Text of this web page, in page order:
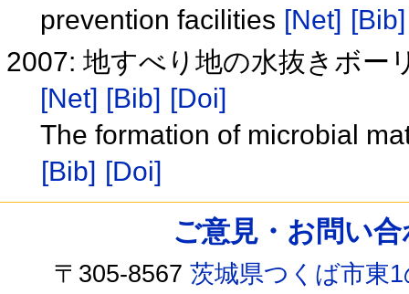
prevention facilities [Net] [Bib]
2007: 地すべり地の水抜きボー
[Net] [Bib] [Doi]
The formation of microbial
[Bib] [Doi]
ご意見・お問い
〒305-8567茨城県つくば市東